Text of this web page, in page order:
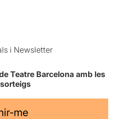
i Newsletter
Teatre Barcelona amb les
me